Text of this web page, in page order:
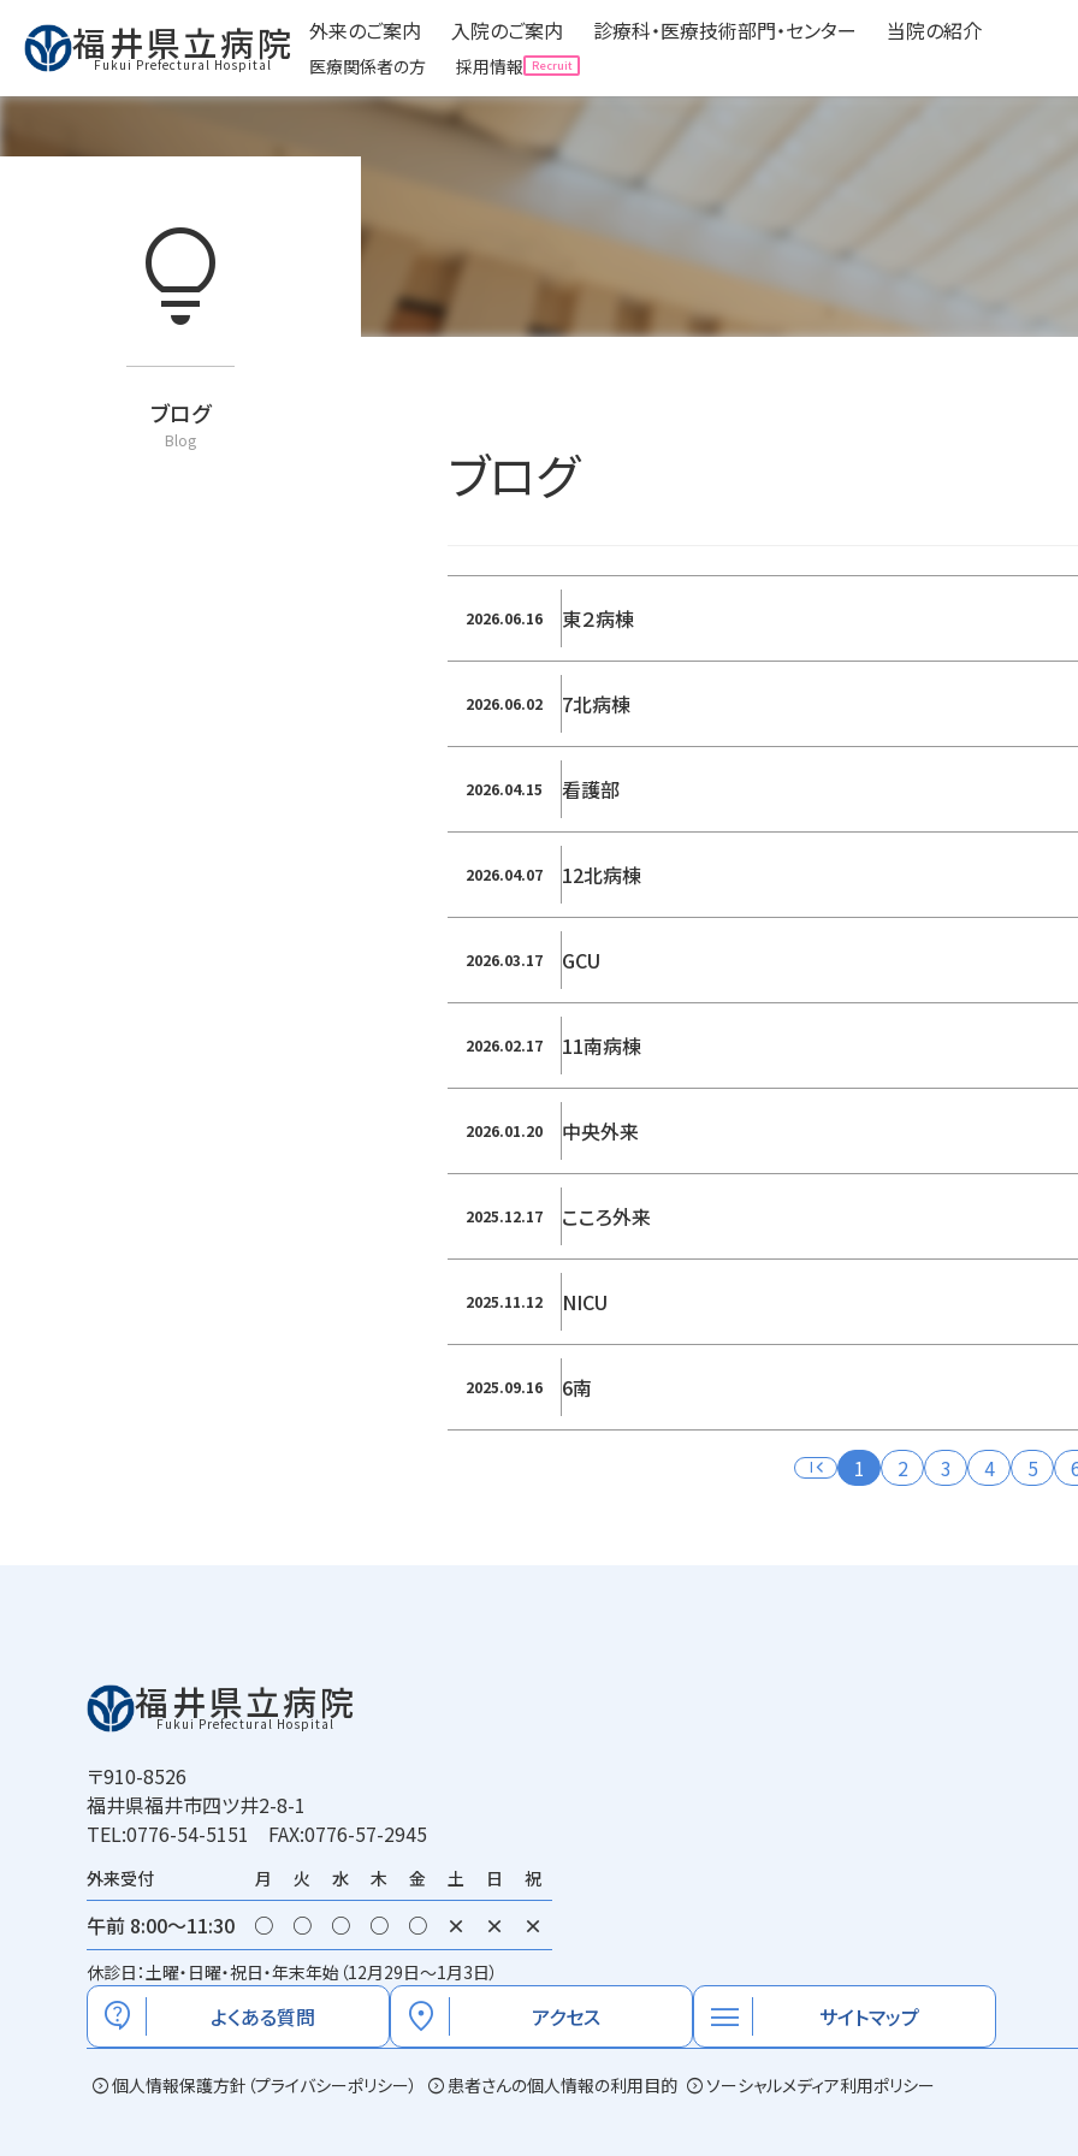
福井県立病院
Fukui Prefectural Hospital
外来のご案内
外来受診に来られる方へ
看護外来・ケアをご利用の方へ
外来運営委員会
入院のご案内
入院のご案内
入院される方へ
expand_circle_rightクリニカルパス（標準診療計画）
診療科・医療技術部門・センター
診療科・医療技術部門・センター
医療技術部門
expand_circle_right各種センター
当院の紹介
当院の紹介
expand_circle_right認定・医療機関指定
医療関係者の方 採用情報
ブログ
2026.06.16 東２病棟
2026.06.02 7北病棟
2026.04.15 看護部
2026.04.07 12北病棟
2026.03.17 GCU
2026.02.17 11南病棟
2026.01.20 中央外来
2025.12.17 こころ外来
2025.11.12 NICU
2025.09.16 6南
first_page 1 2 3 4 5
lightbulb
ブログ
Blog
福井県立病院
Fukui Prefectural Hospital
〒910-8526
福井県福井市四ツ井2-8-1
TEL:0776-54-5151 FAX:0776-57-2945
外来受付 月 火 水 木 金 土 日 祝
午前 8:00～11:30 ○ ○ ○ ○ ○ × × ×
休診日：土曜・日曜・祝日・年末年始（12月29日～1月3日）
contact_support よくある質問 location_on アクセス menu サイトマップ
expand_circle_right個人情報保護方針（プライバシーポリシー） expand_circle_right 患者さんの個人情報の利用目的 expand_circle_right ソーシャルメディア利用ポリシー